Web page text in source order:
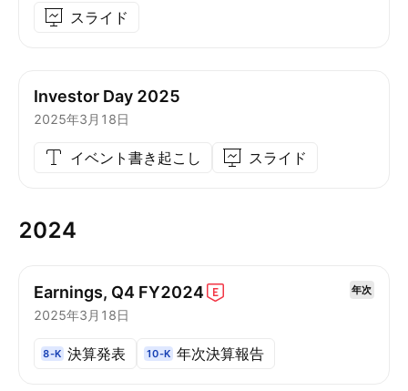
スライド
Investor Day 2025
2025年3月18日
イベント書き起こし スライド
2024
Earnings, Q4 FY2024 年次
2025年3月18日
8-K 決算発表 10-K 年次決算報告